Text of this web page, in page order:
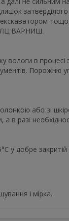
затверділого
ЛЦ ВАРНИШ.
в процесі
Порожню
або зі
в разі
у добре закритій
і мірка.